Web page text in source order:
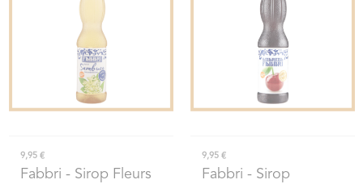
9,95 €
Fabbri - Sirop Fleurs
9,95 €
Fabbri - Sirop